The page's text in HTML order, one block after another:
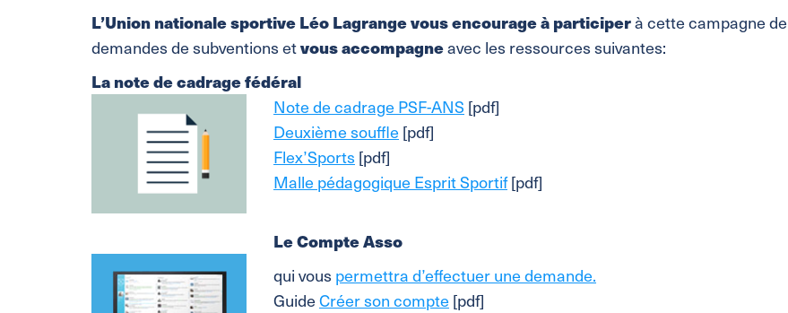
L’Union nationale sportive Léo Lagrange vous encourage à participerà cette campagne de
demandes de subventions etvous accompagneavec les ressources suivantes:
La note de cadrage fédéral
Note de cadrage PSF-ANS [pdf]
Deuxième souffle [pdf]
Flex’Sports [pdf]
Malle pédagogique Esprit Sportif[pdf]
Le Compte Asso
qui vous permettra d’effectuer une demande.
GuideCréer son compte [pdf]